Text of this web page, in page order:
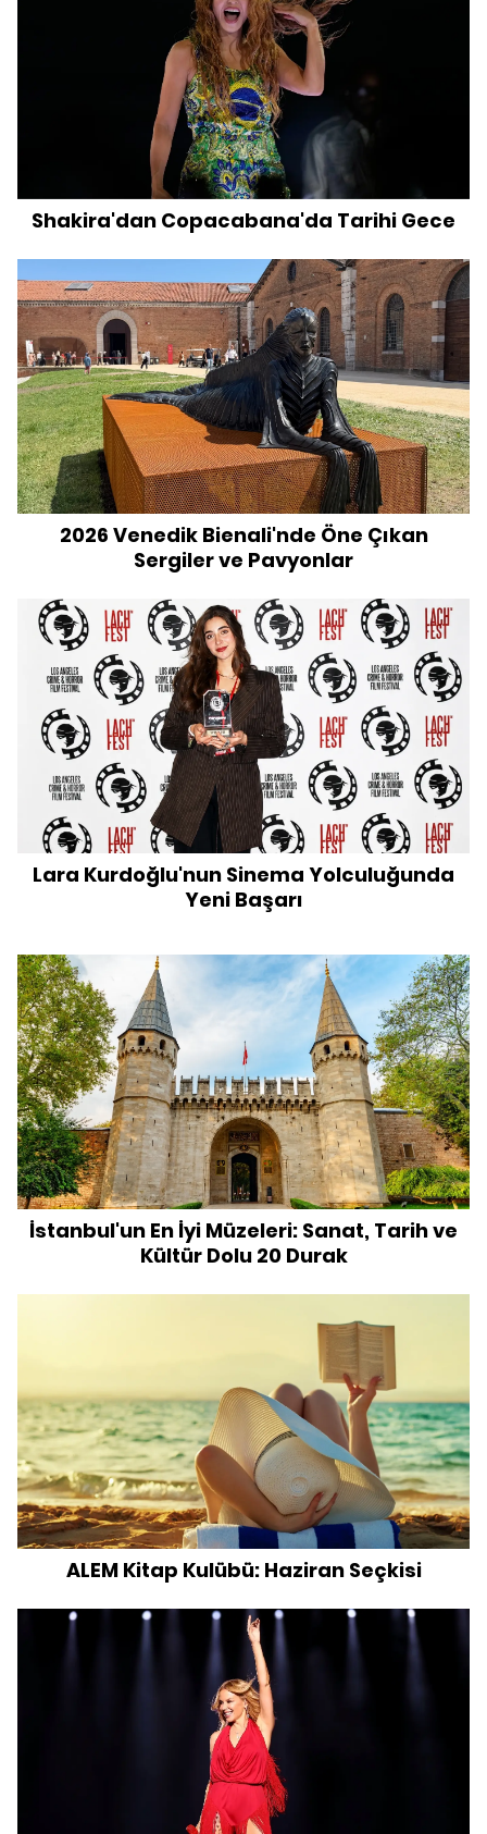
Shakira'dan Copacabana'da Tarihi Gece
2026 Venedik Bienali'nde Öne Çıkan
Sergiler ve Pavyonlar
Lara Kurdoğlu'nun Sinema Yolculuğunda
Yeni Başarı
İstanbul'un En İyi Müzeleri: Sanat, Tarih ve
Kültür Dolu 20 Durak
ALEM Kitap Kulübü: Haziran Seçkisi